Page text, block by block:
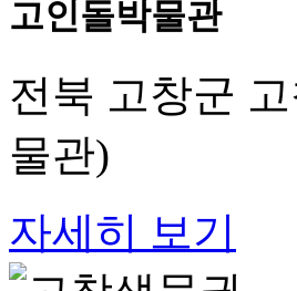
고인돌박물관
전북 고창군
물관)
자세히 보기